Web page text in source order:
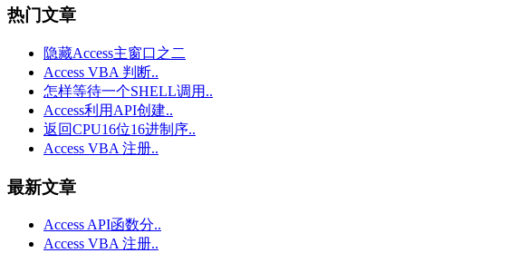
热门文章
隐藏Access主窗口之二
Access VBA 判断..
怎样等待一个SHELL调用..
Access利用API创建..
返回CPU16位16进制序..
Access VBA 注册..
最新文章
Access API函数分..
Access VBA 注册..